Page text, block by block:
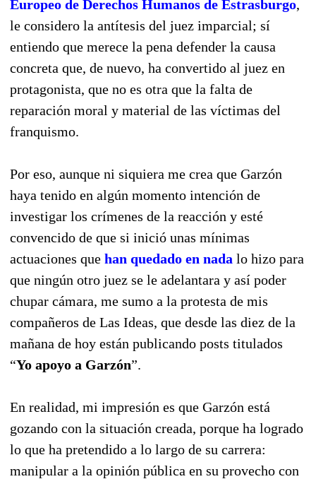
Europeo de Derechos Humanos de Estrasburgo,
le considero la antítesis del juez imparcial; sí
entiendo que merece la pena defender la causa
concreta que, de nuevo, ha convertido al juez en
protagonista, que no es otra que la falta de
reparación moral y material de las víctimas del
franquismo.
Por eso, aunque ni siquiera me crea que Garzón
haya tenido en algún momento intención de
investigar los crímenes de la reacción y esté
convencido de que si inició unas mínimas
actuaciones que han quedado en nada lo hizo para
que ningún otro juez se le adelantara y así poder
chupar cámara, me sumo a la protesta de mis
compañeros de Las Ideas, que desde las diez de la
mañana de hoy están publicando posts titulados
“Yo apoyo a Garzón”.
En realidad, mi impresión es que Garzón está
gozando con la situación creada, porque ha logrado
lo que ha pretendido a lo largo de su carrera:
manipular a la opinión pública en su provecho con